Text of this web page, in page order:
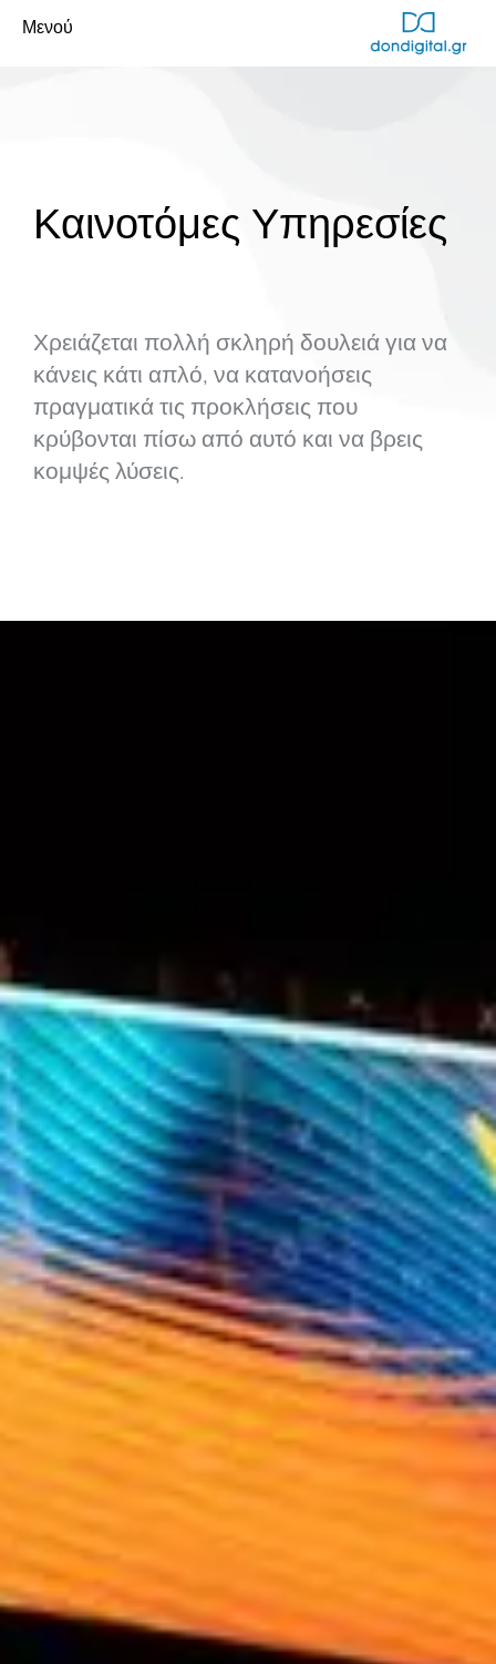
Μενού
Καινοτόμες Υπηρεσίες
Χρειάζεται πολλή σκληρή δουλειά για να
κάνεις κάτι απλό, να κατανοήσεις
πραγματικά τις προκλήσεις που
κρύβονται πίσω από αυτό και να βρεις
κομψές λύσεις.